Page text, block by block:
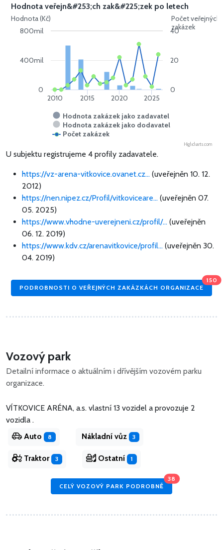
Hodnota (Kč)
Počet veřejných
zakázek
Hodnota veřejn&#253;ch zak&#225;zek po letech
Hodnota zakázek jako zadavatel
Hodnota zakázek jako dodavatel
Počet zakázek
2010 2015 2020 2025
0
400mil
800mil
0
20
40
Highcharts.com
U subjektu registrujeme 4 profily zadavatele.
https://vz-arena-vitkovice.ovanet.cz... (uveřejněn 10. 12.
2012)
https://nen.nipez.cz/Profil/vitkoviceare... (uveřejněn 07.
05. 2025)
https://www.vhodne-uverejneni.cz/profil/... (uveřejněn
06. 12. 2019)
https://www.kdv.cz/arenavitkovice/profil... (uveřejněn 30.
04. 2019)
PODROBNOSTI O VEŘEJNÝCH ZAKÁZKÁCH ORGANIZACE
150
Vozový park
Detailní informace o aktuálním i dřívějším vozovém parku
organizace.
VÍTKOVICE ARÉNA, a.s. vlastní 13 vozidel a provozuje 2
vozidla .
Auto
8 Nákladní vůz 3
Traktor 3 Ostatní 1
CELÝ VOZOVÝ PARK PODROBNĚ
38